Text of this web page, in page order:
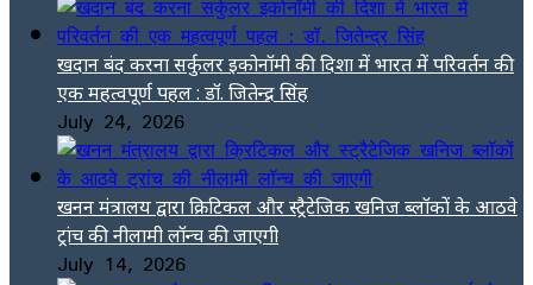
खदान बंद करना सर्कुलर इकोनॉमी की दिशा में भारत में परिवर्तन की
एक महत्वपूर्ण पहल : डॉ. जितेन्द्र सिंह
July 24, 2026
खनन मंत्रालय द्वारा क्रिटिकल और स्ट्रैटेजिक खनिज ब्लॉकों के आठवे
ट्रांच की नीलामी लॉन्च की जाएगी
July 14, 2026